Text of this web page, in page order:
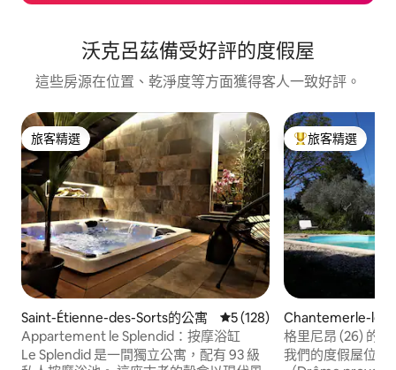
沃克呂茲備受好評的度假屋
這些房源在位置、乾淨度等方面獲得客人一致好評。
旅客精選
旅客精選
Saint-Étienne-des-Sorts的公寓 從 128 則評價中獲得 5 的平
5 (128)
Appartement le Splendid：按摩浴缸
Le Splendid 是一間獨立公寓，配有 93 級
旅客精選榜首
旅客精選
Chantemerle-
的公寓
格里尼昂 (26) 的珍
我們的度假屋位於